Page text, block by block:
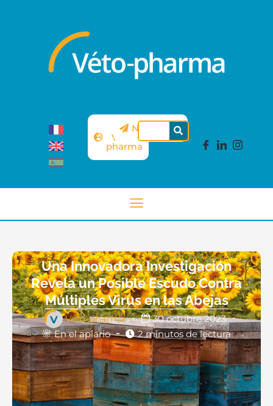
Sitio
Véto-
pharma
Newsletter
Una Innovadora Investigación
Revela un Posible Escudo Contra
Múltiples Virus en las Abejas
Véto-pharma
30 octubre 2023
En el apiario
2 minutos de lectura